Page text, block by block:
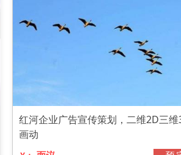
红河企业广告宣传策划，二维2D三
画动